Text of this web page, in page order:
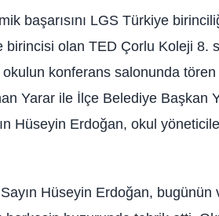
başarısını LGS Türkiye
olan TED Çorlu Koleji 8.
okulun konferans salonunda
Yarar ile İlçe Belediye Başkan
Hüseyin Erdoğan, okul
Hüseyin Erdoğan, bugünün